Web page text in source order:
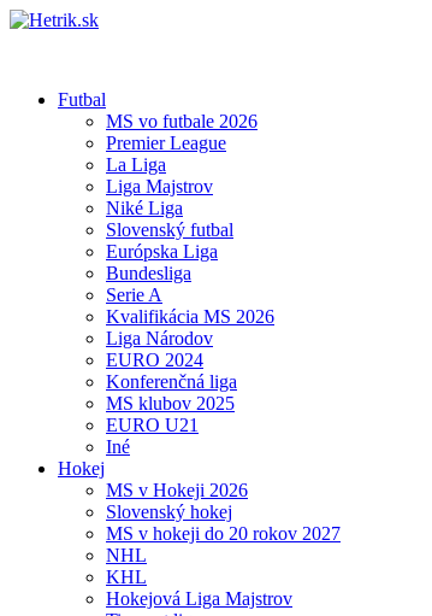
Futbal
MS vo futbale 2026
Premier League
La Liga
Liga Majstrov
Niké Liga
Slovenský futbal
Európska Liga
Bundesliga
Serie A
Kvalifikácia MS 2026
Liga Národov
EURO 2024
Konferenčná liga
MS klubov 2025
EURO U21
Iné
Hokej
MS v Hokeji 2026
Slovenský hokej
MS v hokeji do 20 rokov 2027
NHL
KHL
Hokejová Liga Majstrov